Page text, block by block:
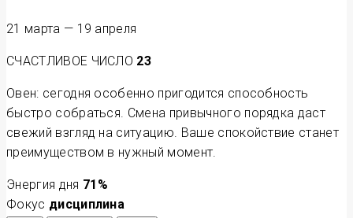
21 марта — 19 апреля
СЧАСТЛИВОЕ ЧИСЛО 23
Овен: сегодня особенно пригодится способность
быстро собраться. Смена привычного порядка даст
свежий взгляд на ситуацию. Ваше спокойствие станет
преимуществом в нужный момент.
Энергия дня 71 %
Фокус дисциплина